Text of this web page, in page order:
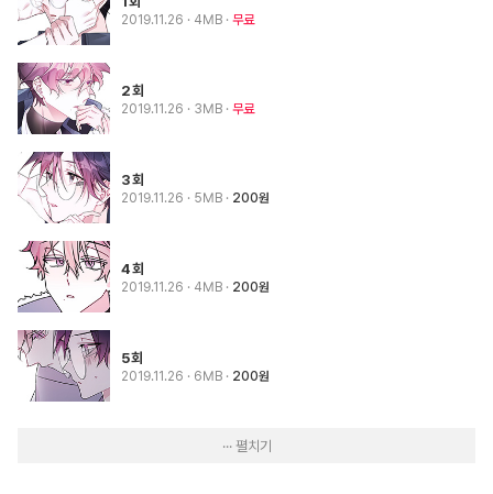
2019.11.26 · 4MB 무료
2회
2019.11.26 · 3MB 무료
3회
2019.11.26 · 5MB 200원
4회
2019.11.26 · 4MB 200원
5회
2019.11.26 · 6MB 200원
··· 펼치기